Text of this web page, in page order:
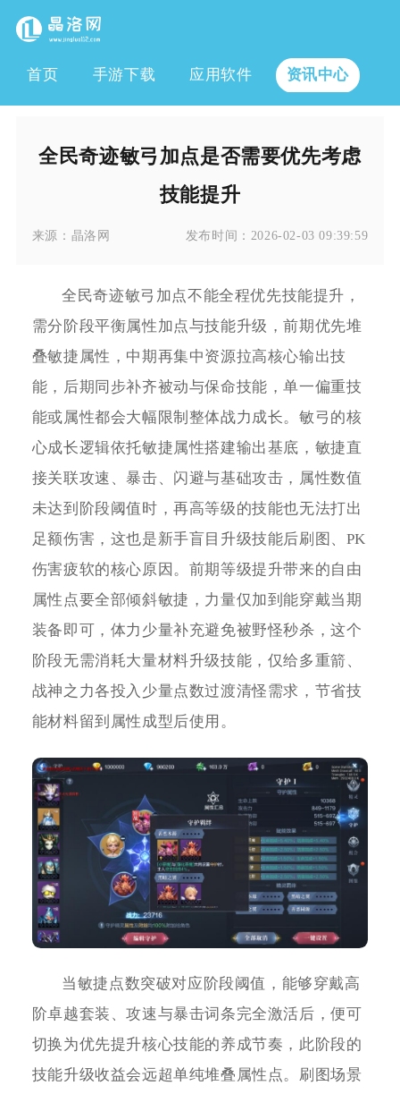
首页 手游下载 应用软件 资讯中心
全民奇迹敏弓加点是否需要优先考虑
技能提升
来源： 晶洛网 发布时间： 2026-02-03 09:39:59
全民奇迹敏弓加点不能全程优先技能提升，
需分阶段平衡属性加点与技能升级，前期优先堆
叠敏捷属性，中期再集中资源拉高核心输出技
能，后期同步补齐被动与保命技能，单一偏重技
能或属性都会大幅限制整体战力成长。敏弓的核
心成长逻辑依托敏捷属性搭建输出基底，敏捷直
接关联攻速、暴击、闪避与基础攻击，属性数值
未达到阶段阈值时，再高等级的技能也无法打出
足额伤害，这也是新手盲目升级技能后刷图、PK
伤害疲软的核心原因。前期等级提升带来的自由
属性点要全部倾斜敏捷，力量仅加到能穿戴当期
装备即可，体力少量补充避免被野怪秒杀，这个
阶段无需消耗大量材料升级技能，仅给多重箭、
战神之力各投入少量点数过渡清怪需求，节省技
能材料留到属性成型后使用。
当敏捷点数突破对应阶段阈值，能够穿戴高
阶卓越套装、攻速与暴击词条完全激活后，便可
切换为优先提升核心技能的养成节奏，此阶段的
技能升级收益会远超单纯堆叠属性点。刷图场景